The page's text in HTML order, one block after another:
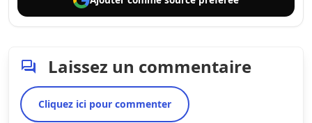
Laissez un commentaire
Cliquez ici pour commenter